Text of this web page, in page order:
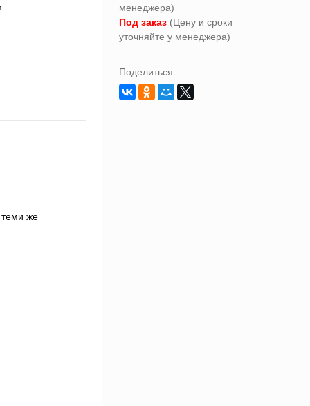
теми же
Под заказ (Цену и сроки
уточняйте у менеджера)
Поделиться